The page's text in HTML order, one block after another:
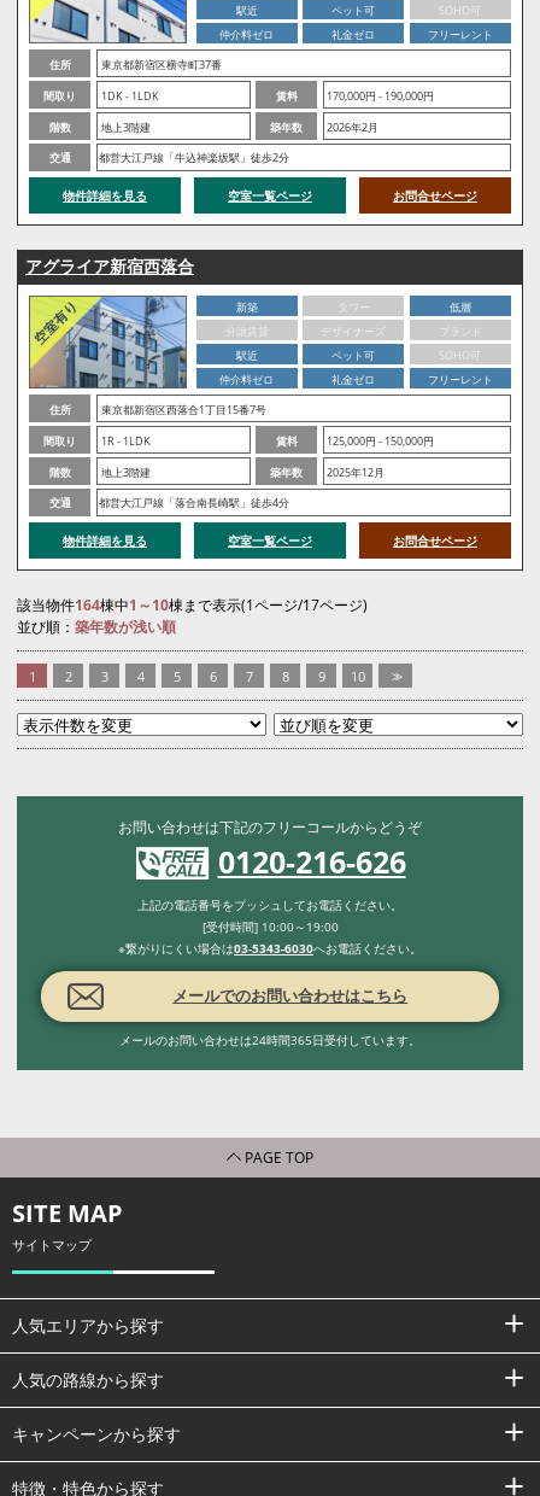
駅近
ペット可
SOHO可
仲介料ゼロ
礼金ゼロ
フリーレント
住所
東京都新宿区横寺町37番
間取り
1DK - 1LDK 賃料
170,000円 - 190,000円
階数
地上3階建 築年数
2026年2月
交通
都営大江戸線「牛込神楽坂駅」徒歩2分
物件詳細を見る 空室一覧ページ お問合せページ
アグライア新宿西落合
新築 タワー
低層
分譲賃貸
デザイナーズ
ブランド
駅近
ペット可
SOHO可
仲介料ゼロ
礼金ゼロ
フリーレント
住所
東京都新宿区西落合1丁目15番7号
間取り
1R - 1LDK 賃料
125,000円 - 150,000円
階数
地上3階建 築年数
2025年12月
交通
都営大江戸線「落合南長崎駅」徒歩4分
物件詳細を見る 空室一覧ページ お問合せページ
該当物件164棟中1～10棟まで表示(1ページ/17ページ)
並び順： 築年数が浅い順
1 2 3 4 5 6 7 8 9 10 >>
お問い合わせは下記のフリーコールからどうぞ
0120-216-626
上記の電話番号をプッシュしてお電話ください。
[受付時間] 10:00～19:00
※繋がりにくい場合は03-5343-6030へお電話ください。
メールでのお問い合わせはこちら
メールのお問い合わせは24時間365日受付しています。
PAGE TOP
SITE MAP
サイトマップ
人気エリアから探す
人気の路線から探す
キャンペーンから探す
特徴・特色から探す